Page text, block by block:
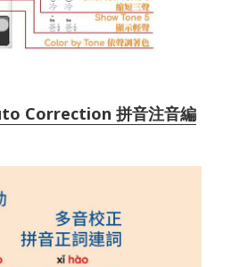
Correction 拼音注音編